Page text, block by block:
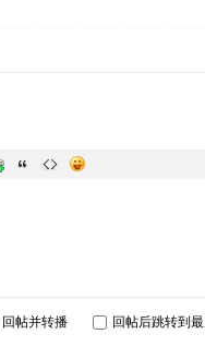
回帖并转播 回帖后跳转到